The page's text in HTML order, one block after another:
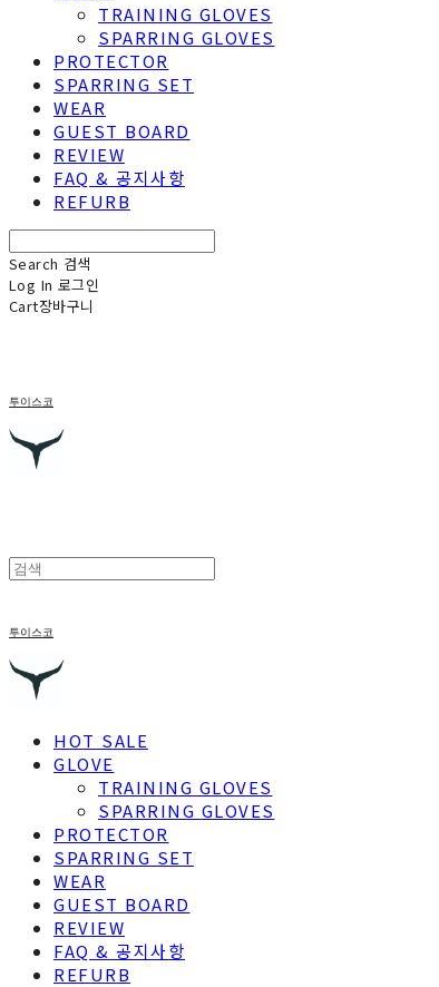
TRAINING GLOVES
SPARRING GLOVES
PROTECTOR
SPARRING SET
WEAR
GUEST BOARD
REVIEW
FAQ & 공지사항
REFURB
Search 검색
Log In 로그인
Cart장바구니
투이스코
투이스코
HOT SALE
GLOVE
TRAINING GLOVES
SPARRING GLOVES
PROTECTOR
SPARRING SET
WEAR
GUEST BOARD
REVIEW
FAQ & 공지사항
REFURB